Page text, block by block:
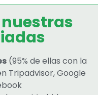
(95% de ellas con la
Tripadvisor, Google